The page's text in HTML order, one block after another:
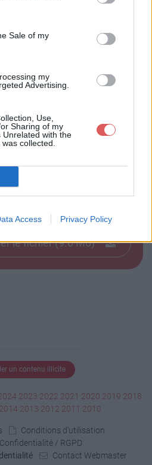
Sale of my
my
Advertising.
Use,
Sharing of my
Unrelated with the
collected.
Access Privacy Policy
fichier Les Concer
SALLOUM
JOURDAN (pa
Concerts Pastel -
(piano) & N
(pastels) - Press
le fichier (9.6 Mo)
un contenu illicite
2023 2022 2021 2020 2019 2018
2014 2013 2012 2011 2010
Conditions d'utilisation
/ RGPD
Contact Webmaster